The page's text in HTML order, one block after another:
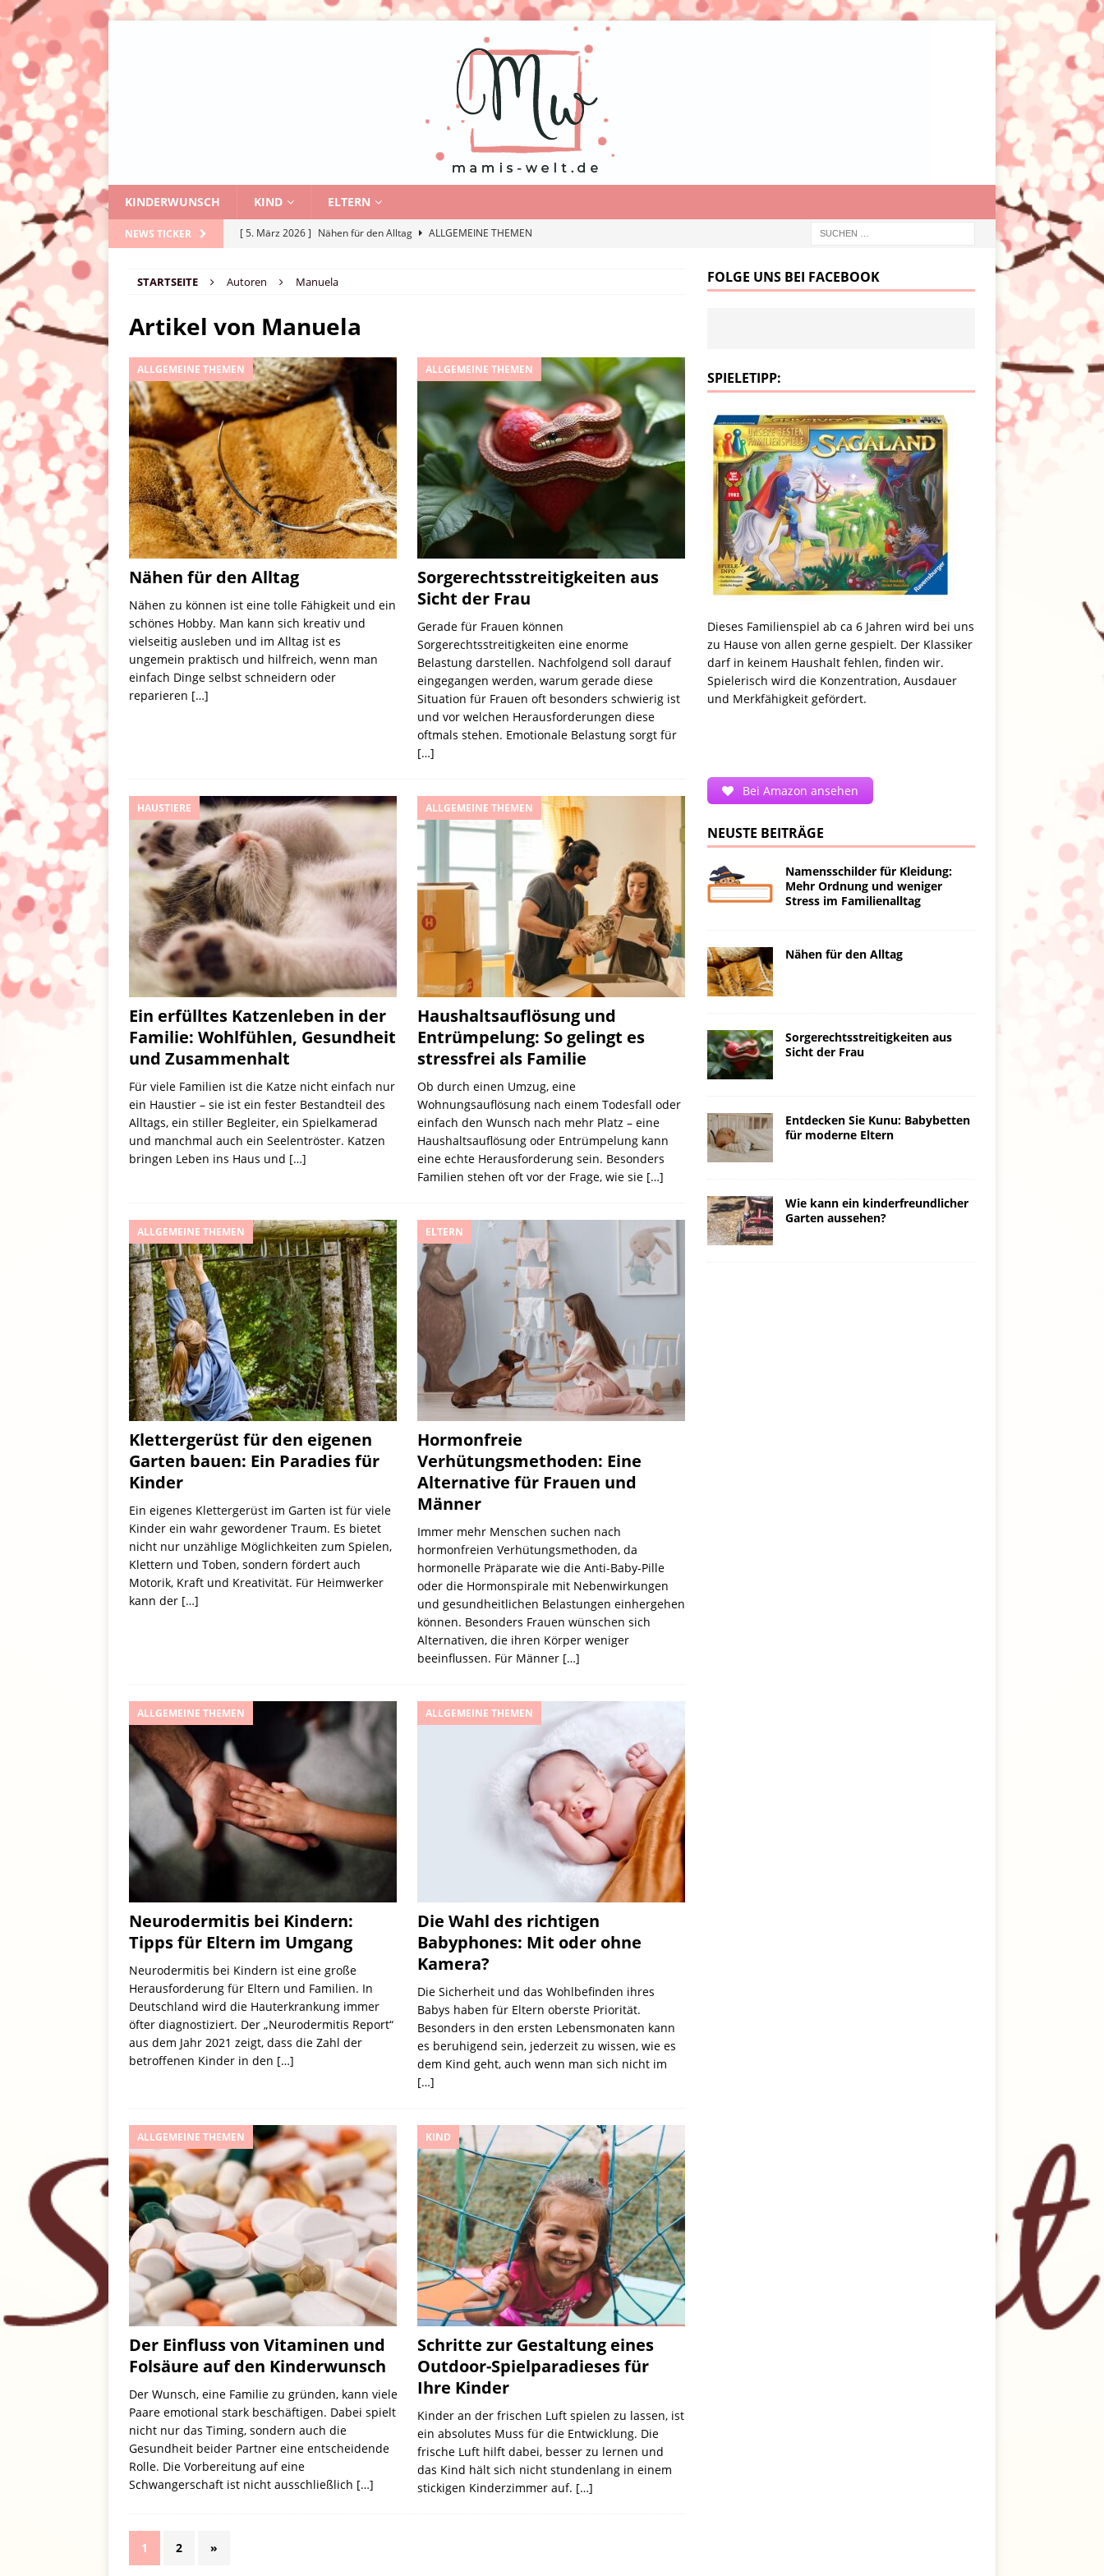
KINDERWUNSCH KIND ELTERN
NEWS TICKER [ 5. März 2026 ] Nähen für den Alltag
ALLGEMEINE THEMEN
[ 13. August 2025 ] Entdecken Sie Kunu: Babybetten für moderne Eltern
[ 1. Mai 2025 ]
Wie kann ein kinderfreundlicher Garten aussehen?
Familienalltag
ALLGEMEINE THEMEN
STARTSEITE Autoren Manuela
Artikel von Manuela
ALLGEMEINE THEMEN
Nähen für den Alltag
Nähen zu können ist eine tolle Fähigkeit und ein
schönes Hobby. Man kann sich kreativ und
vielseitig ausleben und im Alltag ist es
ungemein praktisch und hilfreich, wenn man
einfach Dinge selbst schneidern oder
reparieren […]
ALLGEMEINE THEMEN
Sorgerechtsstreitigkeiten aus
Sicht der Frau
Gerade für Frauen können
Sorgerechtsstreitigkeiten eine enorme
Belastung darstellen. Nachfolgend soll darauf
eingegangen werden, warum gerade diese
Situation für Frauen oft besonders schwierig ist
und vor welchen Herausforderungen diese
oftmals stehen. Emotionale Belastung sorgt für
[…]
HAUSTIERE
Ein erfülltes Katzenleben in der
Familie: Wohlfühlen, Gesundheit
und Zusammenhalt
Für viele Familien ist die Katze nicht einfach nur
ein Haustier – sie ist ein fester Bestandteil des
Alltags, ein stiller Begleiter, ein Spielkamerad
und manchmal auch ein Seelentröster. Katzen
bringen Leben ins Haus und […]
ALLGEMEINE THEMEN
Haushaltsauflösung und
Entrümpelung: So gelingt es
stressfrei als Familie
Ob durch einen Umzug, eine
Wohnungsauflösung nach einem Todesfall oder
einfach den Wunsch nach mehr Platz – eine
Haushaltsauflösung oder Entrümpelung kann
eine echte Herausforderung sein. Besonders
Familien stehen oft vor der Frage, wie sie […]
ALLGEMEINE THEMEN
Klettergerüst für den eigenen
Garten bauen: Ein Paradies für
Kinder
Ein eigenes Klettergerüst im Garten ist für viele
Kinder ein wahr gewordener Traum. Es bietet
nicht nur unzählige Möglichkeiten zum Spielen,
Klettern und Toben, sondern fördert auch
Motorik, Kraft und Kreativität. Für Heimwerker
kann der […]
ELTERN
Hormonfreie
Verhütungsmethoden: Eine
Alternative für Frauen und
Männer
Immer mehr Menschen suchen nach
hormonfreien Verhütungsmethoden, da
hormonelle Präparate wie die Anti-Baby-Pille
oder die Hormonspirale mit Nebenwirkungen
und gesundheitlichen Belastungen einhergehen
können. Besonders Frauen wünschen sich
Alternativen, die ihren Körper weniger
beeinflussen. Für Männer […]
ALLGEMEINE THEMEN
Neurodermitis bei Kindern:
Tipps für Eltern im Umgang
Neurodermitis bei Kindern ist eine große
Herausforderung für Eltern und Familien. In
Deutschland wird die Hauterkrankung immer
öfter diagnostiziert. Der „Neurodermitis Report“
aus dem Jahr 2021 zeigt, dass die Zahl der
betroffenen Kinder in den […]
ALLGEMEINE THEMEN
Die Wahl des richtigen
Babyphones: Mit oder ohne
Kamera?
Die Sicherheit und das Wohlbefinden ihres
Babys haben für Eltern oberste Priorität.
Besonders in den ersten Lebensmonaten kann
es beruhigend sein, jederzeit zu wissen, wie es
dem Kind geht, auch wenn man sich nicht im
[…]
ALLGEMEINE THEMEN
Der Einfluss von Vitaminen und
Folsäure auf den Kinderwunsch
Der Wunsch, eine Familie zu gründen, kann viele
Paare emotional stark beschäftigen. Dabei spielt
nicht nur das Timing, sondern auch die
Gesundheit beider Partner eine entscheidende
Rolle. Die Vorbereitung auf eine
Schwangerschaft ist nicht ausschließlich […]
KIND
Schritte zur Gestaltung eines
Outdoor-Spielparadieses für
Ihre Kinder
Kinder an der frischen Luft spielen zu lassen, ist
ein absolutes Muss für die Entwicklung. Die
frische Luft hilft dabei, besser zu lernen und
das Kind hält sich nicht stundenlang in einem
stickigen Kinderzimmer auf. […]
1 2 »
FOLGE UNS BEI FACEBOOK
SPIELETIPP:
Dieses Familienspiel ab ca 6 Jahren wird bei uns
zu Hause von allen gerne gespielt. Der Klassiker
darf in keinem Haushalt fehlen, finden wir.
Spielerisch wird die Konzentration, Ausdauer
und Merkfähigkeit gefördert.
Bei Amazon ansehen
NEUSTE BEITRÄGE
Namensschilder für Kleidung:
Mehr Ordnung und weniger
Stress im Familienalltag
Nähen für den Alltag
Sorgerechtsstreitigkeiten aus
Sicht der Frau
Entdecken Sie Kunu: Babybetten
für moderne Eltern
Wie kann ein kinderfreundlicher
Garten aussehen?